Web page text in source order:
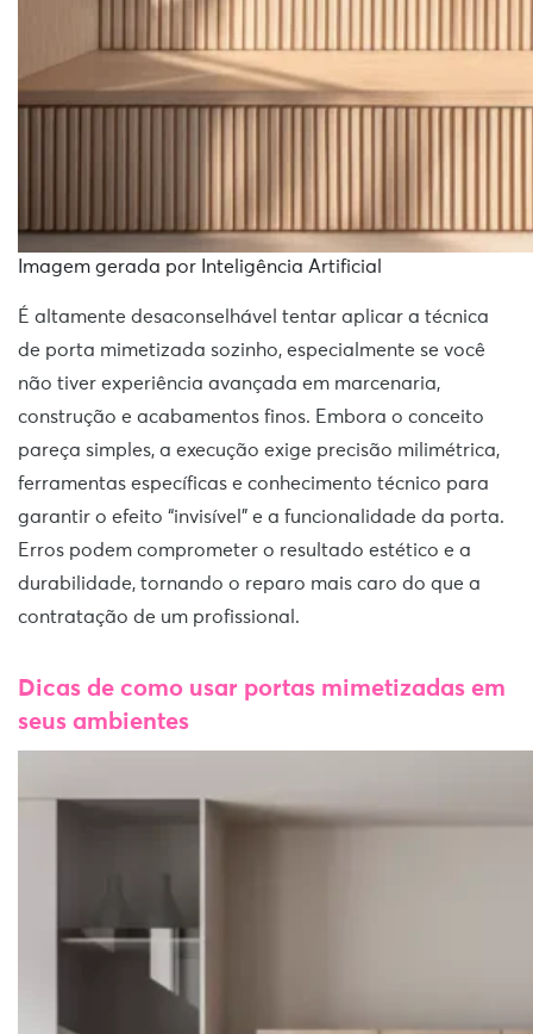
Imagem gerada por Inteligência Artificial
É altamente desaconselhável tentar aplicar a técnica
de porta mimetizada sozinho, especialmente se você
não tiver experiência avançada em marcenaria,
construção e acabamentos finos. Embora o conceito
pareça simples, a execução exige precisão milimétrica,
ferramentas específicas e conhecimento técnico para
garantir o efeito “invisível” e a funcionalidade da porta.
Erros podem comprometer o resultado estético e a
durabilidade, tornando o reparo mais caro do que a
contratação de um profissional.
Dicas de como usar portas mimetizadas em
seus ambientes